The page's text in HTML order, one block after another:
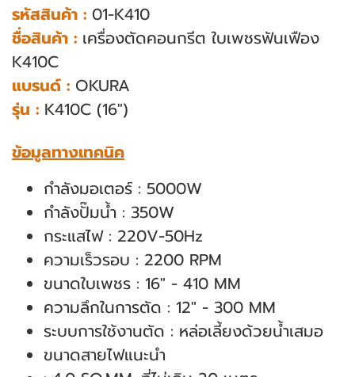
รหัสสินค้า : 01-K410
ชื่อสินค้า : เครื่องตัดคอนกรีต ใบเพชรฟันเฟือง
K410C
แบรนด์ : OKURA
รุ่น : K410C (16")
ข้อมูลทางเทคนิค
กำลังมอเตอร์ : 5000W
กำลังปั๊มน้ำ : 350W
กระแสไฟ : 220V-50Hz
ความเร็วรอบ : 2200 RPM
ขนาดใบเพชร : 16" - 410 MM
ความลึกในการตัด : 12" - 300 MM
ระบบการใช้งานตัด : หล่อเลี้ยงด้วยน้ำเสมอ
ขนาดสายไฟแนะนำ